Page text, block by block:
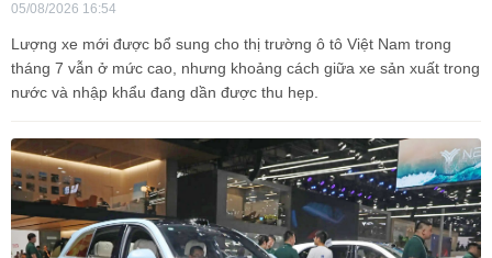
05/08/2026 16:54
Lượng xe mới được bổ sung cho thị trường ô tô Việt Nam trong
tháng 7 vẫn ở mức cao, nhưng khoảng cách giữa xe sản xuất trong
nước và nhập khẩu đang dần được thu hẹp.